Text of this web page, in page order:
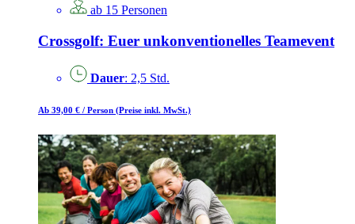
ab 15 Personen
Crossgolf: Euer unkonventionelles Teamevent
Dauer: 2,5 Std.
Ab 39,00 € / Person (Preise inkl. MwSt.)